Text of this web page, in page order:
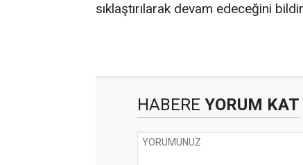
sıklaştırılarak devam edeceğini
HABERE YORUM KAT